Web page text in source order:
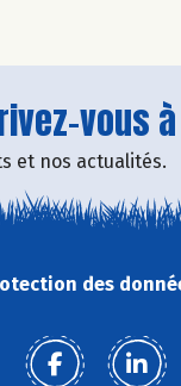
vous
et nos actualités.
des